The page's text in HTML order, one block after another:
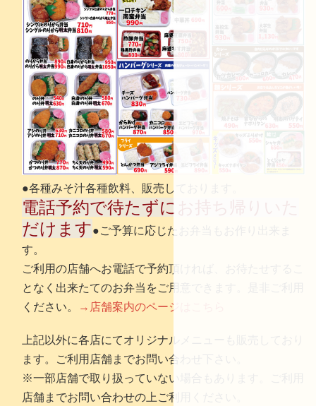
●各種みそ汁各種飲料、販売しております。
電話予約で待たずにお持ち帰りいた
だけます●ご予算に応じたお弁当もお作り出来ま
す。
ご利用の店舗へお電話で予約頂ければ、お待たせするこ
となく出来たてのお弁当をご用意できます。是非ご利用
ください。
→店舗案内のページはこちら
上記以外に各店にてオリジナルメニューも販売しており
ます。ご利用店舗までお問い合わせ下さい。
※一部店舗で取り扱っていない場合もあります。ご利用
店舗までお問い合わせの上ご利用ください。